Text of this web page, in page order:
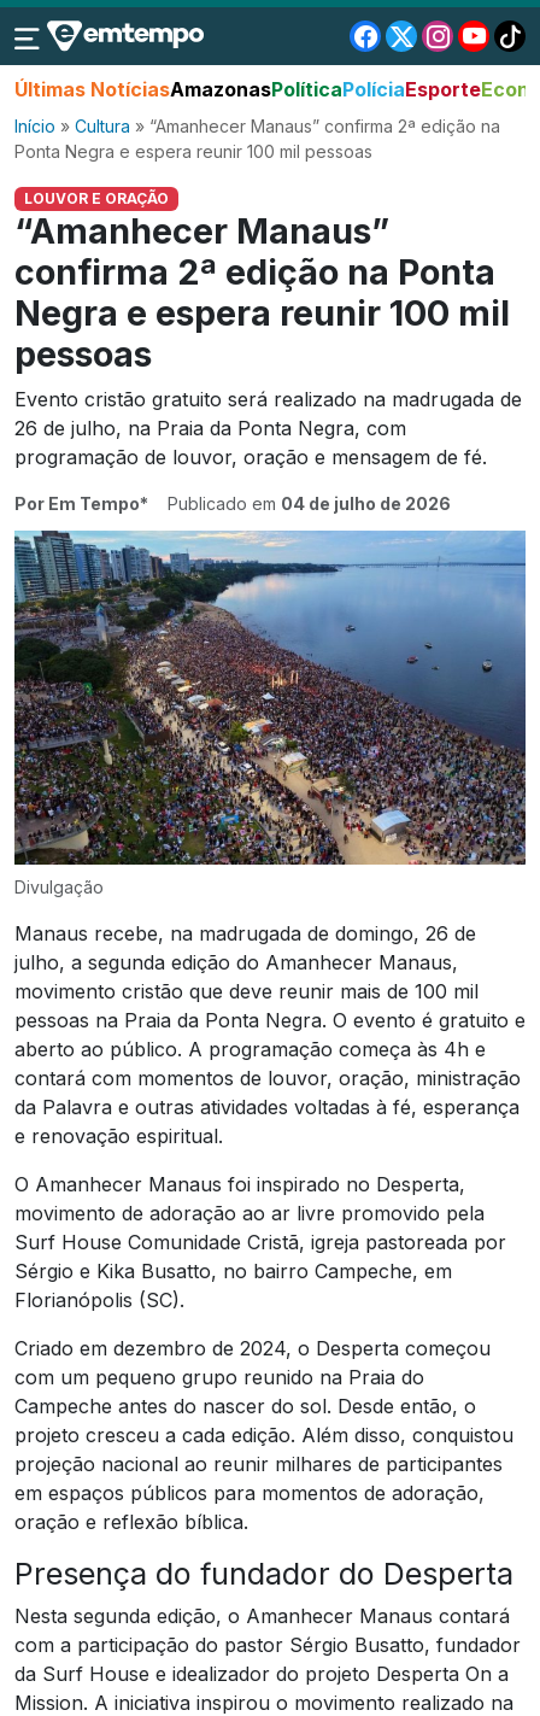
Últimas NotíciasAmazonasPolíticaPolíciaEsporte
Início » Cultura » “Amanhecer Manaus” confirma 2ª edição na
Ponta Negra e espera reunir 100 mil pessoas
LOUVOR E ORAÇÃO
“Amanhecer Manaus”
confirma 2ª edição na Ponta
Negra e espera reunir 100 mil
pessoas
Evento cristão gratuito será realizado na madrugada de
26 de julho, na Praia da Ponta Negra, com
programação de louvor, oração e mensagem de fé.
Por Em Tempo* Publicado em 04 de julho de 2026
Divulgação
Manaus recebe, na madrugada de domingo, 26 de
julho, a segunda edição do Amanhecer Manaus,
movimento cristão que deve reunir mais de 100 mil
pessoas na Praia da Ponta Negra. O evento é gratuito e
aberto ao público. A programação começa às 4h e
contará com momentos de louvor, oração, ministração
da Palavra e outras atividades voltadas à fé, esperança
e renovação espiritual.
O Amanhecer Manaus foi inspirado no Desperta,
movimento de adoração ao ar livre promovido pela
Surf House Comunidade Cristã, igreja pastoreada por
Sérgio e Kika Busatto, no bairro Campeche, em
Florianópolis (SC).
Criado em dezembro de 2024, o Desperta começou
com um pequeno grupo reunido na Praia do
Campeche antes do nascer do sol. Desde então, o
projeto cresceu a cada edição. Além disso, conquistou
projeção nacional ao reunir milhares de participantes
em espaços públicos para momentos de adoração,
oração e reflexão bíblica.
Presença do fundador do Desperta
Nesta segunda edição, o Amanhecer Manaus contará
com a participação do pastor Sérgio Busatto, fundador
da Surf House e idealizador do projeto Desperta On a
Mission. A iniciativa inspirou o movimento realizado na